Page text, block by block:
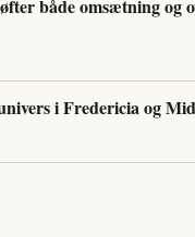
både omsætning og
i Fredericia og